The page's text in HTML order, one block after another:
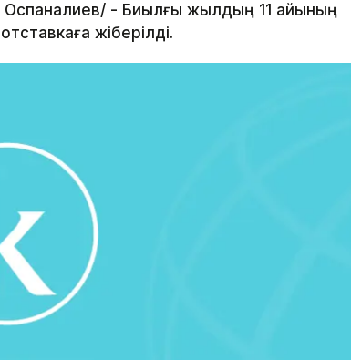
Оспаналиев/ - Биылғы жылдың 11 айының
жіберілді.